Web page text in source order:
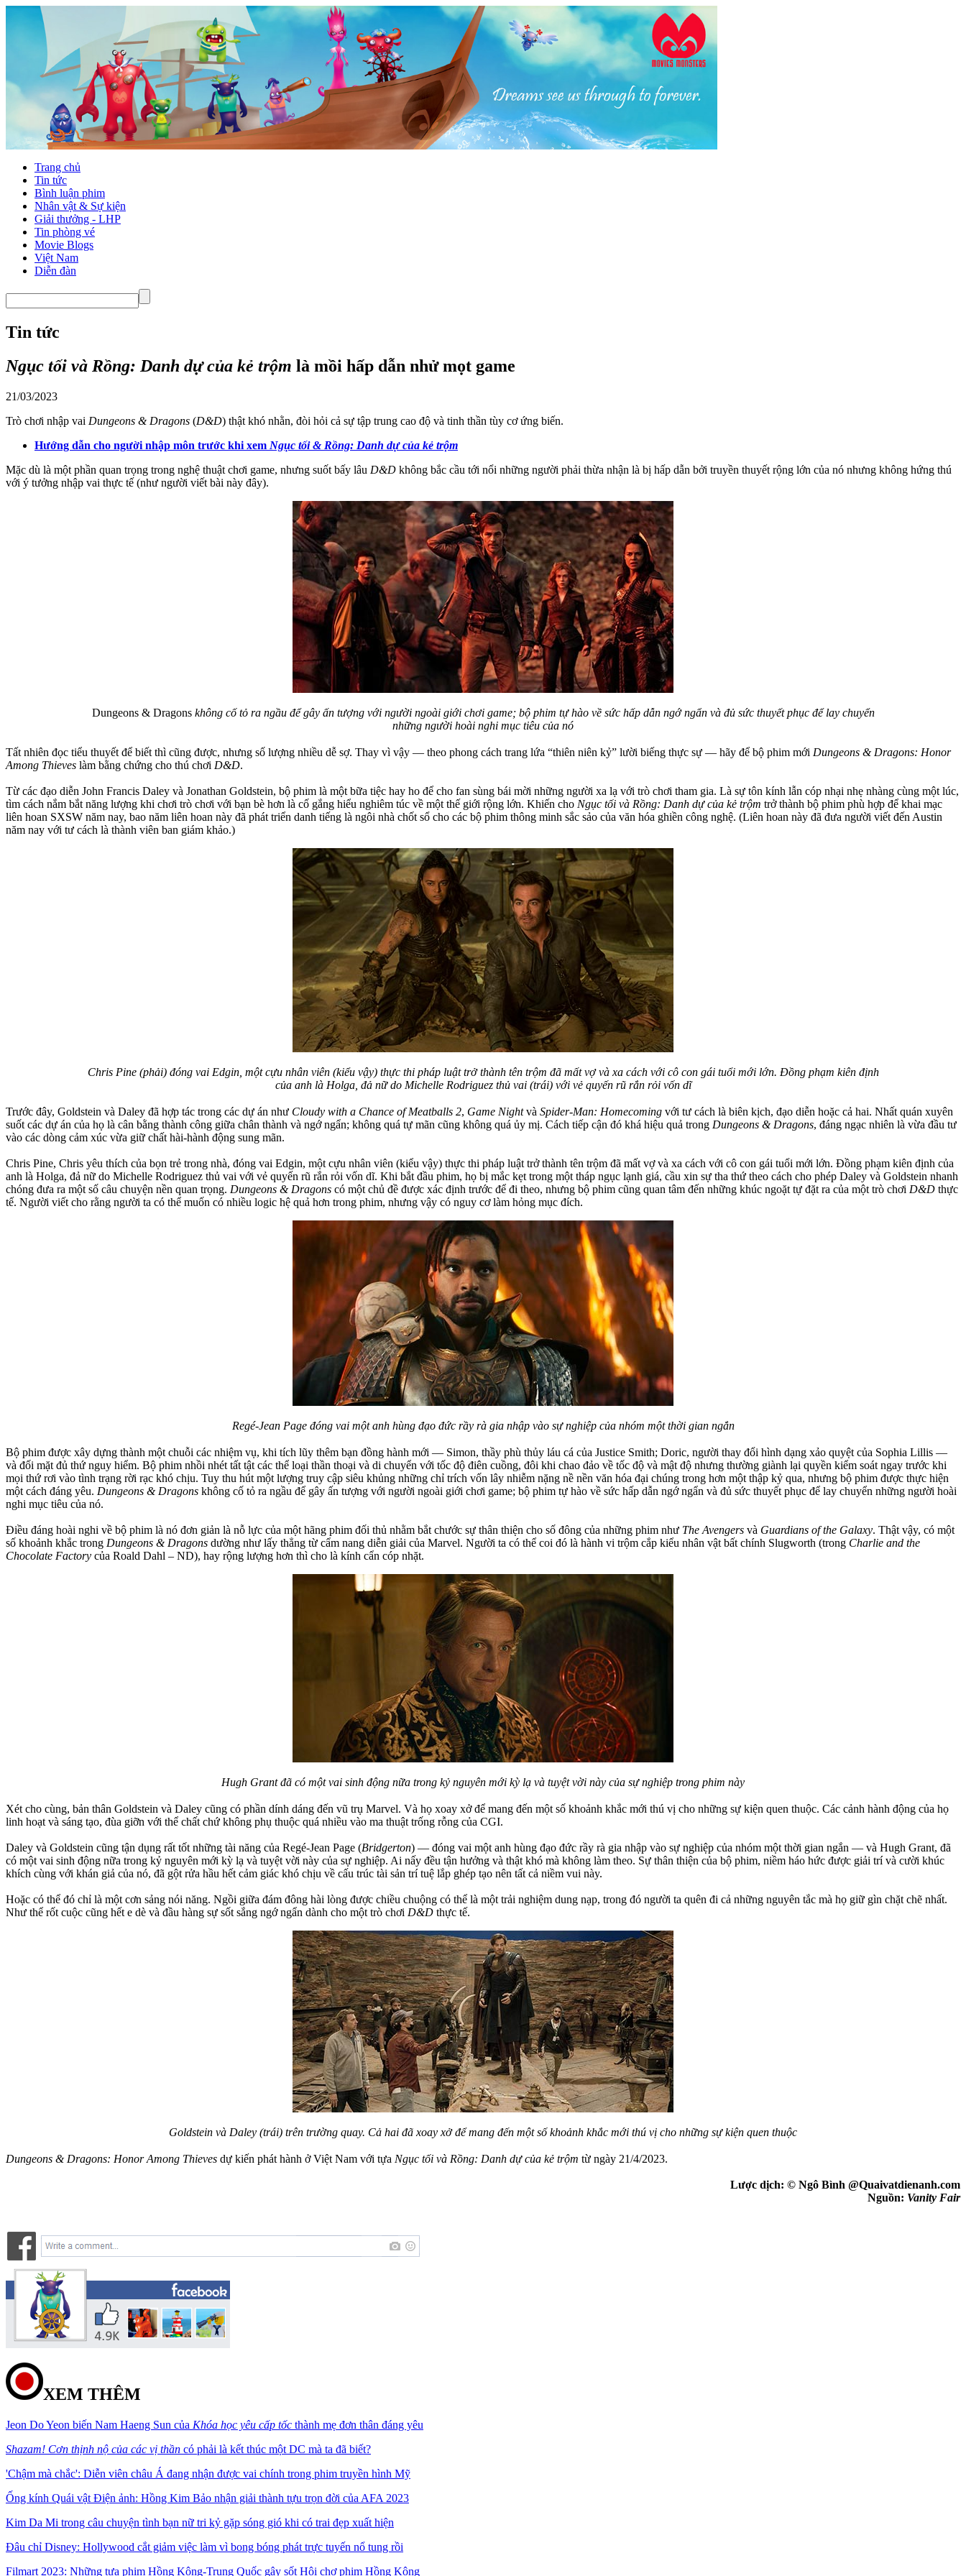
Trang chủ
Tin tức
Bình luận phim
Nhân vật & Sự kiện
Giải thưởng - LHP
Tin phòng vé
Movie Blogs
Việt Nam
Diễn đàn
Tin tức
Ngục tối và Rồng: Danh dự của kẻ trộm là mồi hấp dẫn nhử mọt game
21/03/2023
Trò chơi nhập vai Dungeons & Dragons (D&D) thật khó nhằn, đòi hỏi cả sự tập trung cao độ và tinh thần tùy cơ ứng biến.
Hướng dẫn cho người nhập môn trước khi xem Ngục tối & Rồng: Danh dự của kẻ trộm
Mặc dù là một phần quan trọng trong nghệ thuật chơi game, nhưng suốt bấy lâu D&D không bắc cầu tới nổi những người phải thừa nhận là bị hấp dẫn bởi truyền thuyết rộng lớn của nó nhưng không hứng thú
với ý tưởng nhập vai thực tế (như người viết bài này đây).
Dungeons & Dragonskhông cố tỏ ra ngầu để gây ấn tượng với người ngoài giới chơi game; bộ phim tự hào về sức hấp dẫn ngớ ngẩn và đủ sức thuyết phục để lay chuyển
những người hoài nghi mục tiêu của nó
Tất nhiên đọc tiểu thuyết để biết thì cũng được, nhưng số lượng nhiều dễ sợ. Thay vì vậy — theo phong cách trang lứa “thiên niên kỷ” lười biếng thực sự — hãy để bộ phim mới Dungeons & Dragons: Honor
Among Thieves làm bằng chứng cho thú chơi D&D.
Từ các đạo diễn John Francis Daley và Jonathan Goldstein, bộ phim là một bữa tiệc hay ho để cho fan sùng bái mời những người xa lạ với trò chơi tham gia. Là sự tôn kính lẫn cóp nhại nhẹ nhàng cùng một lúc,
tìm cách nắm bắt năng lượng khi chơi trò chơi với bạn bè hơn là cố gắng hiểu nghiêm túc về một thế giới rộng lớn. Khiến cho Ngục tối và Rồng: Danh dự của kẻ trộm trở thành bộ phim phù hợp để khai mạc
liên hoan SXSW năm nay, bao năm liên hoan này đã phát triển danh tiếng là ngôi nhà chốt sổ cho các bộ phim thông minh sắc sảo của văn hóa ghiền công nghệ. (Liên hoan này đã đưa người viết đến Austin
năm nay với tư cách là thành viên ban giám khảo.)
Chris Pine (phải) đóng vai Edgin, một cựu nhân viên (kiểu vậy) thực thi pháp luật trở thành tên trộm đã mất vợ và xa cách với cô con gái tuổi mới lớn. Đồng phạm kiên định
của anh là Holga, đả nữ do Michelle Rodriguez thủ vai (trái) với vẻ quyến rũ rắn rỏi vốn dĩ
Trước đây, Goldstein và Daley đã hợp tác trong các dự án như Cloudy with a Chance of Meatballs 2, Game Nightvà Spider-Man: Homecoming với tư cách là biên kịch, đạo diễn hoặc cả hai. Nhất quán xuyên
suốt các dự án của họ là cân bằng thành công giữa chân thành và ngớ ngẩn; không quá tự mãn cũng không quá ủy mị. Cách tiếp cận đó khá hiệu quả trong Dungeons & Dragons, đáng ngạc nhiên là vừa đầu tư
vào các dòng cảm xúc vừa giữ chất hài-hành động sung mãn.
Chris Pine, Chris yêu thích của bọn trẻ trong nhà, đóng vai Edgin, một cựu nhân viên (kiểu vậy) thực thi pháp luật trở thành tên trộm đã mất vợ và xa cách với cô con gái tuổi mới lớn. Đồng phạm kiên định của
anh là Holga, đả nữ do Michelle Rodriguez thủ vai với vẻ quyến rũ rắn rỏi vốn dĩ. Khi bắt đầu phim, họ bị mắc kẹt trong một tháp ngục lạnh giá, cầu xin sự tha thứ theo cách cho phép Daley và Goldstein nhanh
chóng đưa ra một số câu chuyện nền quan trọng. Dungeons & Dragons có một chủ đề được xác định trước để đi theo, nhưng bộ phim cũng quan tâm đến những khúc ngoặt tự đặt ra của một trò chơi D&D thực
tế. Người viết cho rằng người ta có thể muốn có nhiều logic hệ quả hơn trong phim, nhưng vậy có nguy cơ làm hỏng mục đích.
Regé-Jean Page đóng vai một anh hùng đạo đức rầy rà gia nhập vào sự nghiệp của nhóm một thời gian ngắn
Bộ phim được xây dựng thành một chuỗi các nhiệm vụ, khi tích lũy thêm bạn đồng hành mới — Simon, thầy phù thủy láu cá của Justice Smith; Doric, người thay đổi hình dạng xảo quyệt của Sophia Lillis —
và đối mặt đủ thứ nguy hiểm. Bộ phim nhồi nhét tất tật các thể loại thần thoại và di chuyển với tốc độ điên cuồng, đôi khi chao đảo về tốc độ và mật độ nhưng thường giành lại quyền kiểm soát ngay trước khi
mọi thứ rơi vào tình trạng rời rạc khó chịu. Tuy thu hút một lượng truy cập siêu khủng những chỉ trích vốn lây nhiễm nặng nề nền văn hóa đại chúng trong hơn một thập kỷ qua, nhưng bộ phim được thực hiện
một cách đáng yêu. Dungeons & Dragons không cố tỏ ra ngầu để gây ấn tượng với người ngoài giới chơi game; bộ phim tự hào về sức hấp dẫn ngớ ngẩn và đủ sức thuyết phục để lay chuyển những người hoài
nghi mục tiêu của nó.
Điều đáng hoài nghi về bộ phim là nó đơn giản là nỗ lực của một hãng phim đối thủ nhằm bắt chước sự thân thiện cho số đông của những phim như The Avengers và Guardians of the Galaxy. Thật vậy, có một
số khoảnh khắc trong Dungeons & Dragons dường như lấy thẳng từ cẩm nang diễn giải của Marvel. Người ta có thể coi đó là hành vi trộm cắp kiểu nhân vật bất chính Slugworth (trong Charlie and the
Chocolate Factory của Roald Dahl – ND), hay rộng lượng hơn thì cho là kính cẩn cóp nhặt.
Hugh Grant đã có một vai sinh động nữa trong kỷ nguyên mới kỳ lạ và tuyệt vời này của sự nghiệp trong phim này
Xét cho cùng, bản thân Goldstein và Daley cũng có phần dính dáng đến vũ trụ Marvel. Và họ xoay xở để mang đến một số khoảnh khắc mới thú vị cho những sự kiện quen thuộc. Các cảnh hành động của họ
linh hoạt và sáng tạo, đùa giỡn với thể chất chứ không phụ thuộc quá nhiều vào ma thuật trống rỗng của CGI.
Daley và Goldstein cũng tận dụng rất tốt những tài năng của Regé-Jean Page (Bridgerton) — đóng vai một anh hùng đạo đức rầy rà gia nhập vào sự nghiệp của nhóm một thời gian ngắn — và Hugh Grant, đã
có một vai sinh động nữa trong kỷ nguyên mới kỳ lạ và tuyệt vời này của sự nghiệp. Ai nấy đều tận hưởng và thật khó mà không làm theo. Sự thân thiện của bộ phim, niềm háo hức được giải trí và cười khúc
khích cùng với khán giả của nó, đã gột rửa hầu hết cảm giác khó chịu về cấu trúc tài sản trí tuệ lắp ghép tạo nên tất cả niềm vui này.
Hoặc có thể đó chỉ là một cơn sảng nói năng. Ngồi giữa đám đông hài lòng được chiều chuộng có thể là một trải nghiệm dung nạp, trong đó người ta quên đi cả những nguyên tắc mà họ giữ gìn chặt chẽ nhất.
Như thể rốt cuộc cũng hết e dè và đầu hàng sự sốt sắng ngớ ngẩn dành cho một trò chơi D&D thực tế.
Goldstein và Daley (trái) trên trường quay. Cả hai đã xoay xở để mang đến một số khoảnh khắc mới thú vị cho những sự kiện quen thuộc
Dungeons & Dragons: Honor Among Thieves dự kiến phát hành ở Việt Nam với tựa Ngục tối và Rồng: Danh dự của kẻ trộm từ ngày 21/4/2023.
Lược dịch: © Ngô Bình @Quaivatdienanh.com
Nguồn: Vanity Fair
XEM THÊM
Jeon Do Yeon biến Nam Haeng Sun của Khóa học yêu cấp tốc thành mẹ đơn thân đáng yêu
Shazam! Cơn thịnh nộ của các vị thần có phải là kết thúc một DC mà ta đã biết?
'Chậm mà chắc': Diễn viên châu Á đang nhận được vai chính trong phim truyền hình Mỹ
Ống kính Quái vật Điện ảnh: Hồng Kim Bảo nhận giải thành tựu trọn đời của AFA 2023
Kim Da Mi trong câu chuyện tình bạn nữ tri kỷ gặp sóng gió khi có trai đẹp xuất hiện
Đâu chỉ Disney: Hollywood cắt giảm việc làm vì bong bóng phát trực tuyến nổ tung rồi
Filmart 2023: Những tựa phim Hồng Kông-Trung Quốc gây sốt Hội chợ phim Hồng Kông